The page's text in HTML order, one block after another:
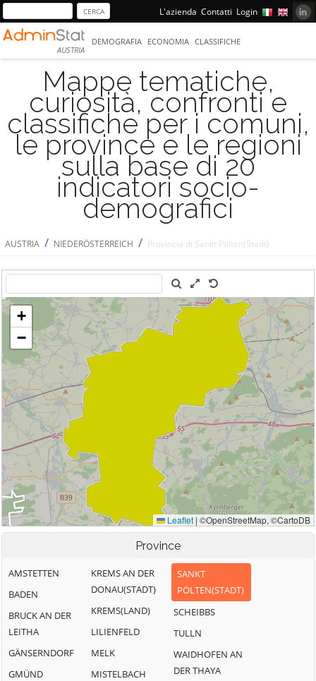
L'azienda Contatti Login
AUSTRIA
DEMOGRAFIA ECONOMIA CLASSIFICHE
Mappe tematiche,
curiosità, confronti e
classifiche per i comuni,
le province e le regioni
sulla base di 20
indicatori socio-
demografici
AUSTRIA / NIEDERÖSTERREICH / Provincia di Sankt Pölten(Stadt)
Province
AMSTETTEN
BADEN
BRUCK AN DER
LEITHA
GÄNSERNDORF
GMÜND
KREMS AN DER
DONAU(STADT)
KREMS(LAND)
LILIENFELD
MELK
MISTELBACH
SANKT
PÖLTEN(STADT)
SCHEIBBS
TULLN
WAIDHOFEN AN
DER THAYA